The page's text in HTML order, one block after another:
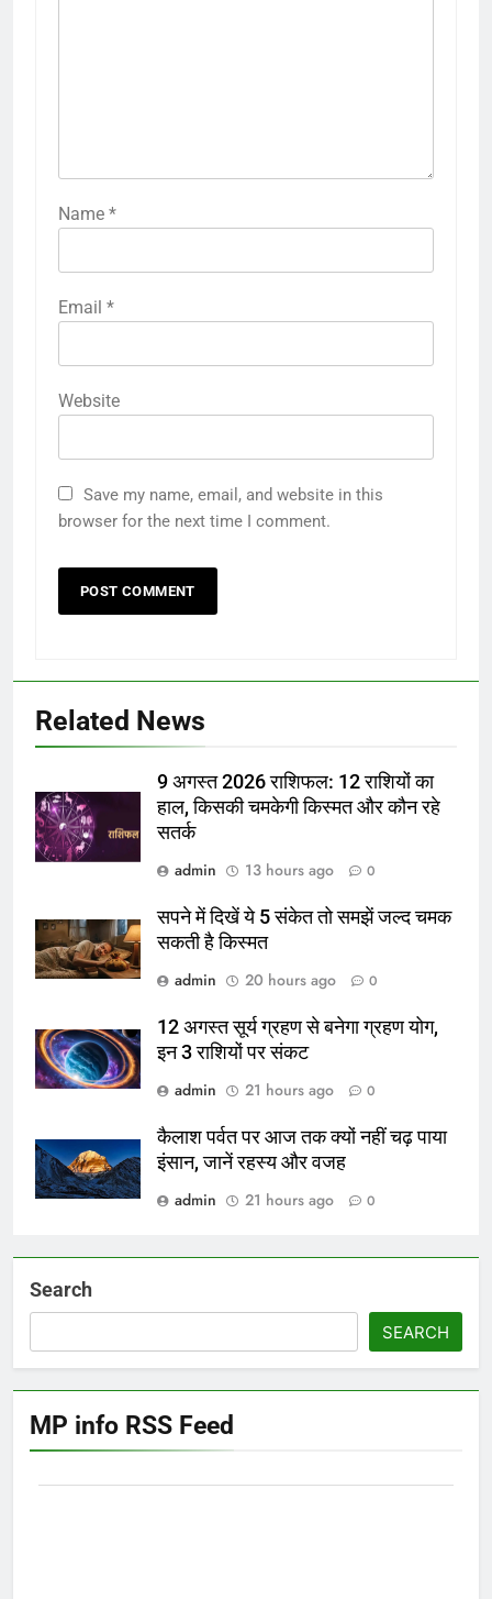
Name *
Email *
Website
Save my name, email, and website in this
browser for the next time I comment.
Related News
9 अगस्त 2026 राशिफल: 12 राशियों का
हाल, किसकी चमकेगी किस्मत और कौन रहे
सतर्क
admin
13 hours ago 0
सपने में दिखें ये 5 संकेत तो समझें जल्द चमक
सकती है किस्मत
admin
20 hours ago 0
12 अगस्त सूर्य ग्रहण से बनेगा ग्रहण योग,
इन 3 राशियों पर संकट
admin
21 hours ago 0
कैलाश पर्वत पर आज तक क्यों नहीं चढ़ पाया
इंसान, जानें रहस्य और वजह
admin
21 hours ago 0
Search
SEARCH
MP info RSS Feed